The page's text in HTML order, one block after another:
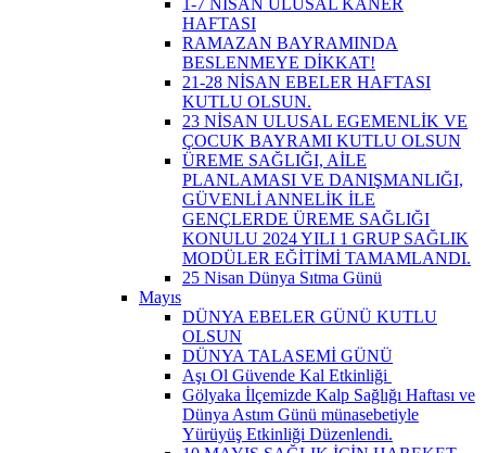
HAFTASI
RAMAZAN BAYRAMINDA
BESLENMEYE DİKKAT!
21-28 NİSAN EBELER HAFTASI
KUTLU OLSUN.
23 NİSAN ULUSAL EGEMENLİK VE
ÇOCUK BAYRAMI KUTLU OLSUN
ÜREME SAĞLIĞI, AİLE
PLANLAMASI VE DANIŞMANLIĞI,
GÜVENLİ ANNELİK İLE
GENÇLERDE ÜREME SAĞLIĞI
KONULU 2024 YILI 1 GRUP SAĞLIK
MODÜLER EĞİTİMİ TAMAMLANDI.
25 Nisan Dünya Sıtma Günü
Mayıs
DÜNYA EBELER GÜNÜ KUTLU
OLSUN
DÜNYA TALASEMİ GÜNÜ
Aşı Ol Güvende Kal Etkinliği ​
Gölyaka İlçemizde Kalp Sağlığı Haftası ve
Dünya Astım Günü münasebetiyle
Yürüyüş Etkinliği Düzenlendi.